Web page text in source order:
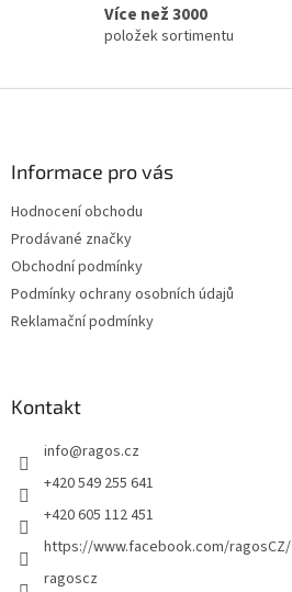
i
Více než 3000
položek sortimentu
Informace pro vás
Hodnocení obchodu
Prodávané značky
Obchodní podmínky
Podmínky ochrany osobních údajů
Reklamační podmínky
Kontakt
info@ragos.cz
+420 549 255 641
+420 605 112 451
https://www.facebook.com/ragosCZ/
ragoscz